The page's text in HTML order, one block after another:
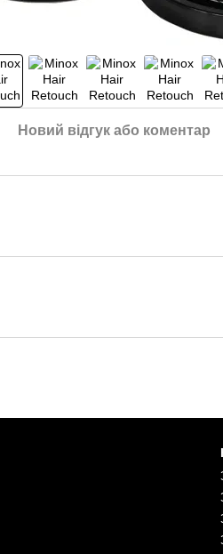
Новий відгук або коментар